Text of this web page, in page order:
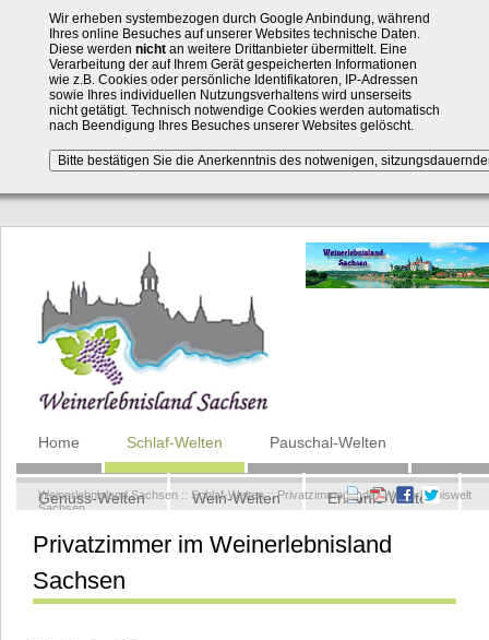
Wir erheben systembezogen durch Google Anbindung, während
Ihres online Besuches auf unserer Websites technische Daten.
Diese werden nichtan weitere Drittanbieter übermittelt. Eine
Verarbeitung der auf Ihrem Gerät gespeicherten Informationen
wie z.B. Cookies oder persönliche Identifikatoren, IP-Adressen
sowie Ihres individuellen Nutzungsverhaltens wird unserseits
nicht getätigt. Technisch notwendige Cookies werden automatisch
nach Beendigung Ihres Besuches unserer Websites gelöscht.
Navigation
überspringen
Home Schlaf-Welten Pauschal-Welten
Genuss-Welten Wein-Welten Erlebnis-Welten
Kontakt
Weinerlebnisland Sachsen :: Schlaf-Welten::Privatzimmer in der Weinerlebniswelt
Sachsen
Privatzimmer im Weinerlebnisland
Sachsen